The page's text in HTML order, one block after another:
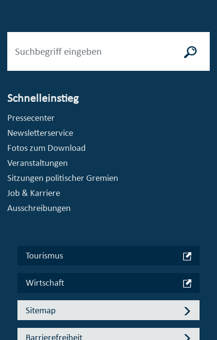
Schnelleinstieg
Pressecenter
Newsletterservice
Fotos zum Download
Veranstaltungen
Sitzungen politischer Gremien
Job & Karriere
Ausschreibungen
Tourismus
Wirtschaft
Sitemap
Barrierefreiheit